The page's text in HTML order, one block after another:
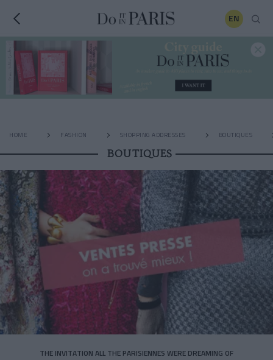
EN
HOME FASHION SHOPPING ADDRESSES BOUTIQUES
BOUTIQUES
THE INVITATION ALL THE PARISIENNES WERE DREAMING OF